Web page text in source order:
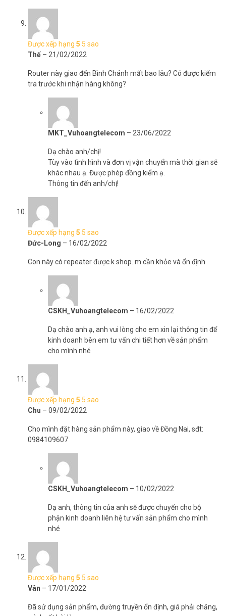
Được xếp hạng 5 5 sao
Thế – 21/02/2022
Router này giao đến Bình Chánh mất bao lâu? Có được kiểm
tra trước khi nhận hàng không?
MKT_Vuhoangtelecom – 23/06/2022
Dạ chào anh/chị!
Tùy vào tình hình và đơn vị vận chuyển mà thời gian sẽ
khác nhau ạ. Được phép đồng kiểm ạ.
Thông tin đến anh/chị!
Được xếp hạng 5 5 sao
Đức-Long – 16/02/2022
Con này có repeater được k shop..m cần khỏe và ổn định
CSKH_Vuhoangtelecom – 16/02/2022
Dạ chào anh ạ, anh vui lòng cho em xin lại thông tin để
kinh doanh bên em tư vấn chi tiết hơn về sản phẩm
cho mình nhé
Được xếp hạng 5 5 sao
Chu – 09/02/2022
Cho mình đặt hàng sản phẩm này, giao về Đồng Nai, sđt:
0984109607
CSKH_Vuhoangtelecom – 10/02/2022
Dạ anh, thông tin của anh sẽ được chuyển cho bộ
phận kinh doanh liên hệ tư vấn sản phẩm cho mình
nhé
Được xếp hạng 5 5 sao
Vân – 17/01/2022
Đã sử dụng sản phẩm, đường truyền ổn định, giá phải chăng,